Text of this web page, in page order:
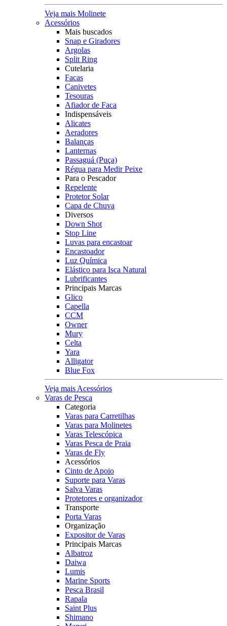
Veja mais Molinete
Acessórios
Mais buscados
Snap e Giradores
Argolas
Split Ring
Cutelaria
Facas
Canivetes
Tesouras
Afiador de Faca
Indispensáveis
Alicates
Aeradores
Balanças
Lanternas
Passaguá (Puça)
Régua para Medir Peixe
Para o Pescador
Repelente
Protetor Solar
Capa de Chuva
Diversos
Down Shot
Stop Line
Luvas para encastoar
Encastoador
Luz Química
Elástico para Isca Natural
Lubrificantes
Principais Marcas
Glico
Capella
CCM
Owner
Mury
Celta
Yara
Alligator
Blue Fox
Veja mais Acessórios
Varas de Pesca
Categoria
Varas para Carretilhas
Varas para Molinetes
Varas Telescópica
Varas Pesca de Praia
Varas de Fly
Acessórios
Cinto de Apoio
Suporte para Varas
Salva Varas
Protetores e organizador
Transporte
Porta Varas
Organização
Expositor de Varas
Principais Marcas
Albatroz
Daiwa
Lumis
Marine Sports
Pesca Brasil
Rapala
Saint Plus
Shimano